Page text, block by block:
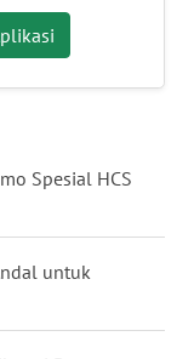
Spesial HCS
untuk